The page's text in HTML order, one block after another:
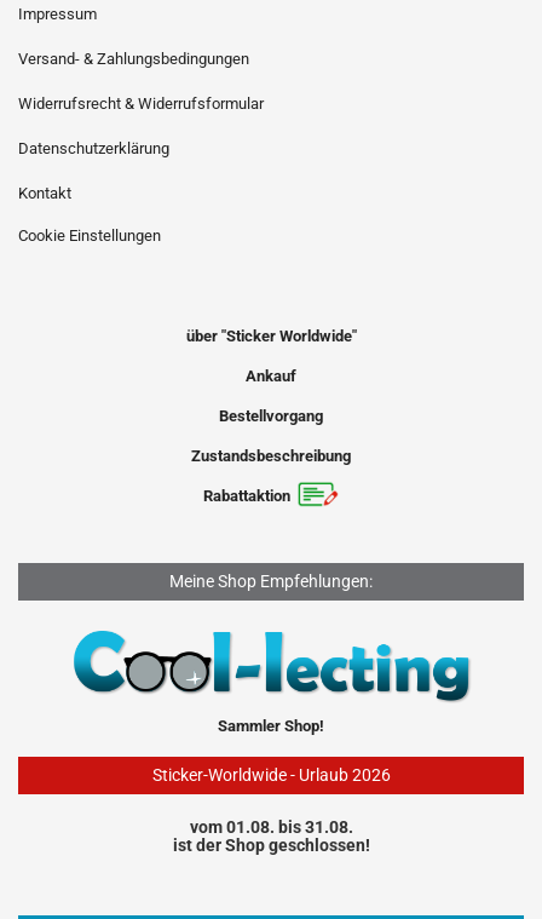
Impressum
Versand- & Zahlungsbedingungen
Widerrufsrecht & Widerrufsformular
Datenschutzerklärung
Kontakt
Cookie Einstellungen
über "Sticker Worldwide"
Ankauf
Bestellvorgang
Zustandsbeschreibung
Rabattaktion
Meine Shop Empfehlungen:
Sammler Shop!
Sticker-Worldwide - Urlaub 2026
vom 01.08. bis 31.08.
ist der Shop geschlossen!